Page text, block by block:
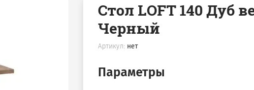
Стол LOFT 140 Дуб
Черный
Артикул: нет
Параметры